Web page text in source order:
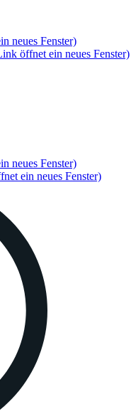
neues Fenster)
öffnet ein neues Fenster)
neues Fenster)
ein neues Fenster)